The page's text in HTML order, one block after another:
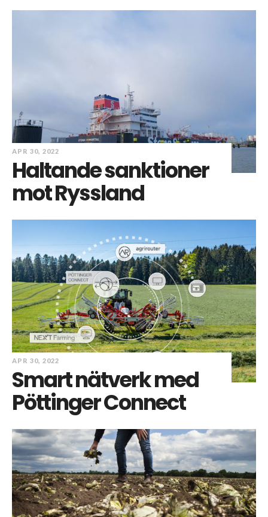
APR 30, 2022
Haltande sanktioner
mot Ryssland
APR 30, 2022
Smart nätverk med
Pöttinger Connect